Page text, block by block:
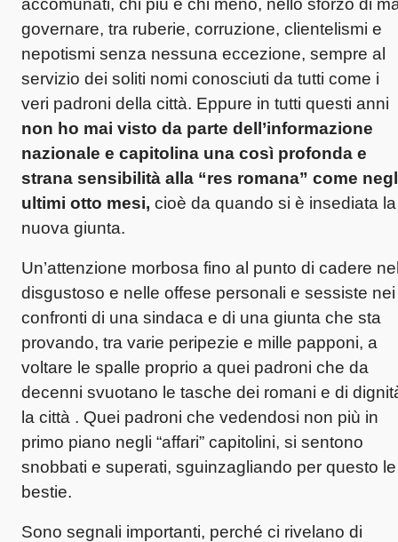
governare, tra ruberie, corruzione, clientelismi e
nepotismi senza nessuna eccezione, sempre al
servizio dei soliti nomi conosciuti da tutti come i
veri padroni della città. Eppure in tutti questi anni
non ho mai visto da parte dell’informazione
nazionale e capitolina una così profonda e
strana sensibilità alla “res romana” come
ultimi otto mesi, cioè da quando si è insediata la
nuova giunta.
Un’attenzione morbosa fino al punto di cadere
disgustoso e nelle offese personali e sessiste nei
confronti di una sindaca e di una giunta che sta
provando, tra varie peripezie e mille papponi, a
voltare le spalle proprio a quei padroni che da
decenni svuotano le tasche dei romani e di
la città . Quei padroni che vedendosi non più in
primo piano negli “affari” capitolini, si sentono
snobbati e superati, sguinzagliando per questo le
bestie.
Sono segnali importanti, perché ci rivelano di